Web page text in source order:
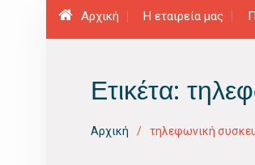
Αρχική Η εταιρεία μας
Ετικέτα:
Αρχική τηλεφωνική